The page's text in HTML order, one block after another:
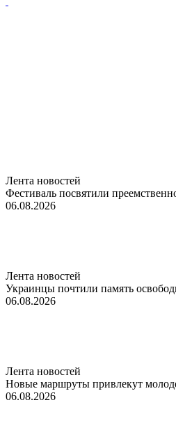
Лента новостей
Фестиваль посвятили
06.08.2026
Лента новостей
Украинцы почтили память
06.08.2026
Лента новостей
Новые маршруты привлекут
06.08.2026